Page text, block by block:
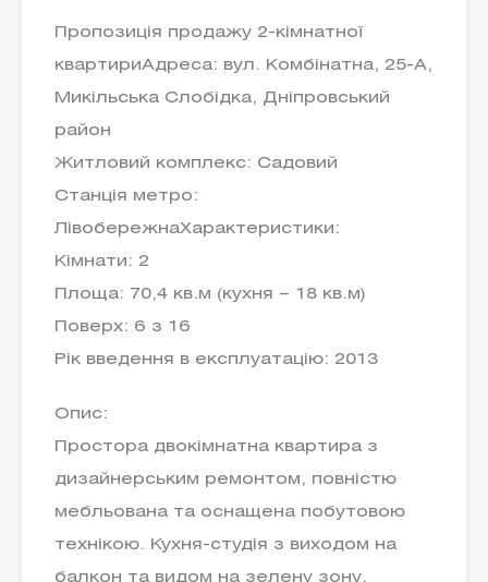
Пропозиція продажу 2-кімнатної
квартириАдреса: вул. Комбінатна, 25-А,
Микільська Слобідка, Дніпровський
район
Житловий комплекс: Садовий
Станція метро:
ЛівобережнаХарактеристики:
Кімнати: 2
Площа: 70,4 кв.м (кухня – 18 кв.м)
Поверх: 6 з 16
Рік введення в експлуатацію: 2013
Опис:
Простора двокімнатна квартира з
дизайнерським ремонтом, повністю
мебльована та оснащена побутовою
технікою. Кухня-студія з виходом на
балкон та видом на зелену зону.